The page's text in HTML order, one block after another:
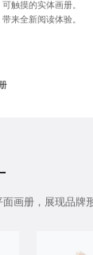
触摸的实体画册。
来全新阅读体验。
画册，展现品牌